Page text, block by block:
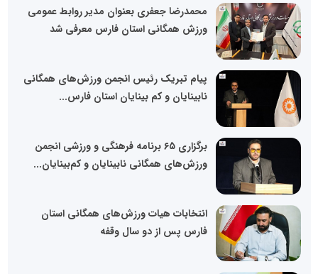
محمدرضا جعفری بعنوان مدیر روابط عمومی
ورزش همگانی استان فارس معرفی شد
پیام تبریک رئیس انجمن ورزش‌های همگانی
نابینایان و کم بینایان استان فارس...
برگزاری ۶۵ برنامه فرهنگی و ورزشی انجمن‌
ورزش‌های همگانی نابینایان و کم‌بینایان...
انتخابات هیات ورزش‌های همگانی استان
فارس پس از دو سال وقفه